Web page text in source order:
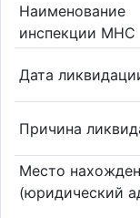
Наименование
инспекции МНС
Дата
Причина
Место
(юридический